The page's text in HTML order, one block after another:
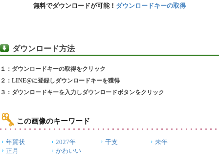
無料でダウンロードが可能！ ダウンロードキーの取得
ダウンロード方法
１：ダウンロードキーの取得をクリック
２：LINE@に登録しダウンロードキーを獲得
３：ダウンロードキーを入力しダウンロードボタンをクリック
この画像のキーワード
年賀状 2027年 干支
未年
正月
かわいい